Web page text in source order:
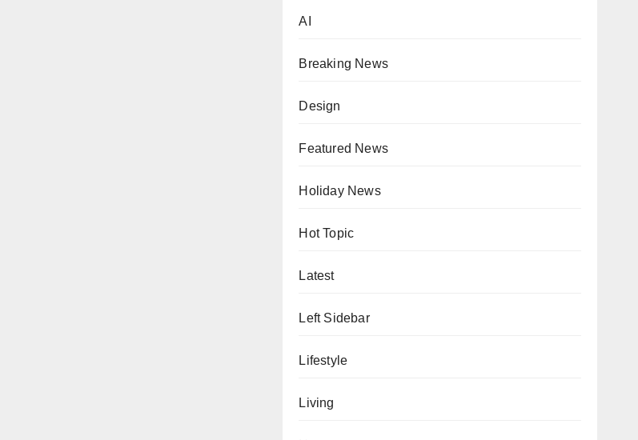
AI
Breaking News
Design
Featured News
Holiday News
Hot Topic
Latest
Left Sidebar
Lifestyle
Living